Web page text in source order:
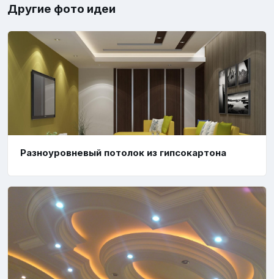
Другие фото идеи
Разноуровневый потолок из гипсокартона